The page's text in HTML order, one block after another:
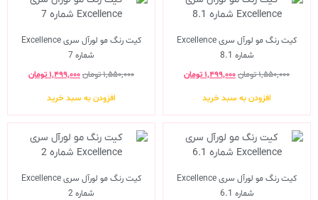
کیت رنگ مو لورآل سری Excellence
شماره 8.1
۱,۵۵۰,۰۰۰تومان۱,۴۹۹,۰۰۰ تومان
افزودن به سبد خرید
کیت رنگ مو لورآل سری Excellence
شماره 7
۱,۵۵۰,۰۰۰تومان۱,۴۹۹,۰۰۰ تومان
افزودن به سبد خرید
کیت رنگ مو لورآل سری Excellence
شماره 6.1
کیت رنگ مو لورآل سری Excellence
شماره 2